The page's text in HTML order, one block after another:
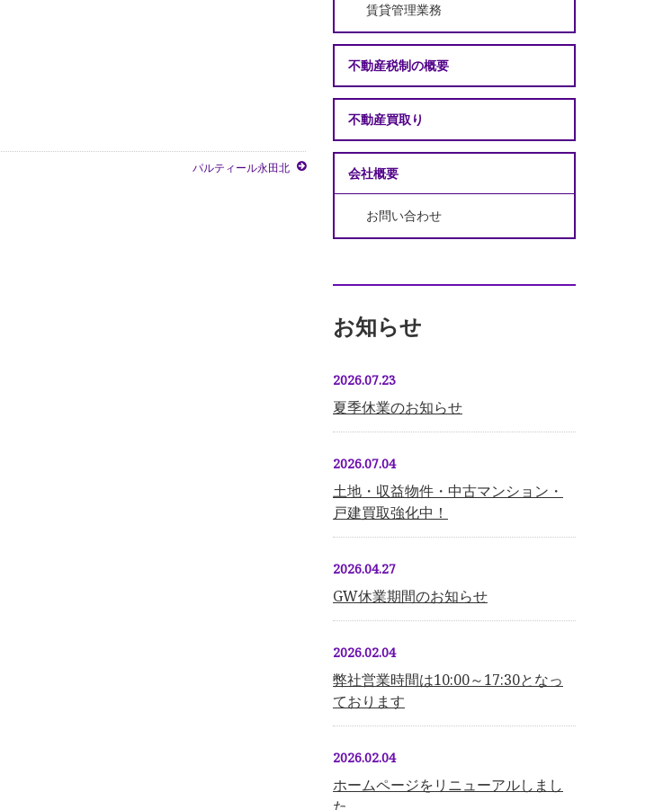
パルティール永田北
賃貸管理業務
不動産税制の概要
不動産買取り
会社概要
お問い合わせ
お知らせ
2026.07.23
夏季休業のお知らせ
2026.07.04
土地・収益物件・中古マンション・
戸建買取強化中！
2026.04.27
GW休業期間のお知らせ
2026.02.04
弊社営業時間は10:00～17:30となっ
ております
2026.02.04
ホームページをリニューアルしまし